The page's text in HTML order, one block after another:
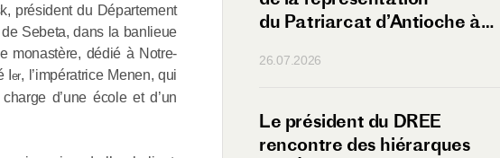
président du Département
Sebeta, dans la banlieue
monastère, dédié à Notre-
er, l’impératrice Menen, qui
d’une école et d’un
05.06.2026
du Patriarcat d’Antioche à
26.07.2026
Le président du DREE
rencontre des hiérarques